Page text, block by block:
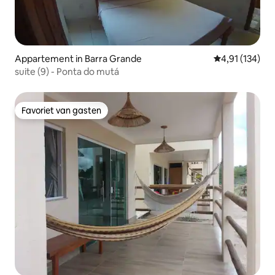
Appartement in Barra Grande Gemiddelde
4,91 (134)
suite (9) - Ponta do mutá
Favoriet van gasten
Favoriet van gasten